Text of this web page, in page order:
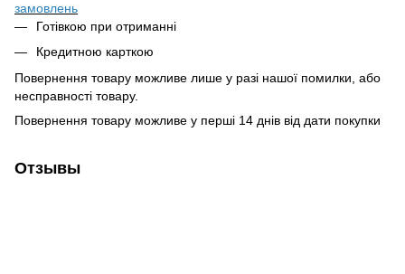
замовлень
Готівкою при отриманні
Кредитною карткою
Повернення товару можливе лише у разі нашої помилки, або
несправності товару.
Повернення товару можливе у перші 14 днів від дати покупки
Отзывы